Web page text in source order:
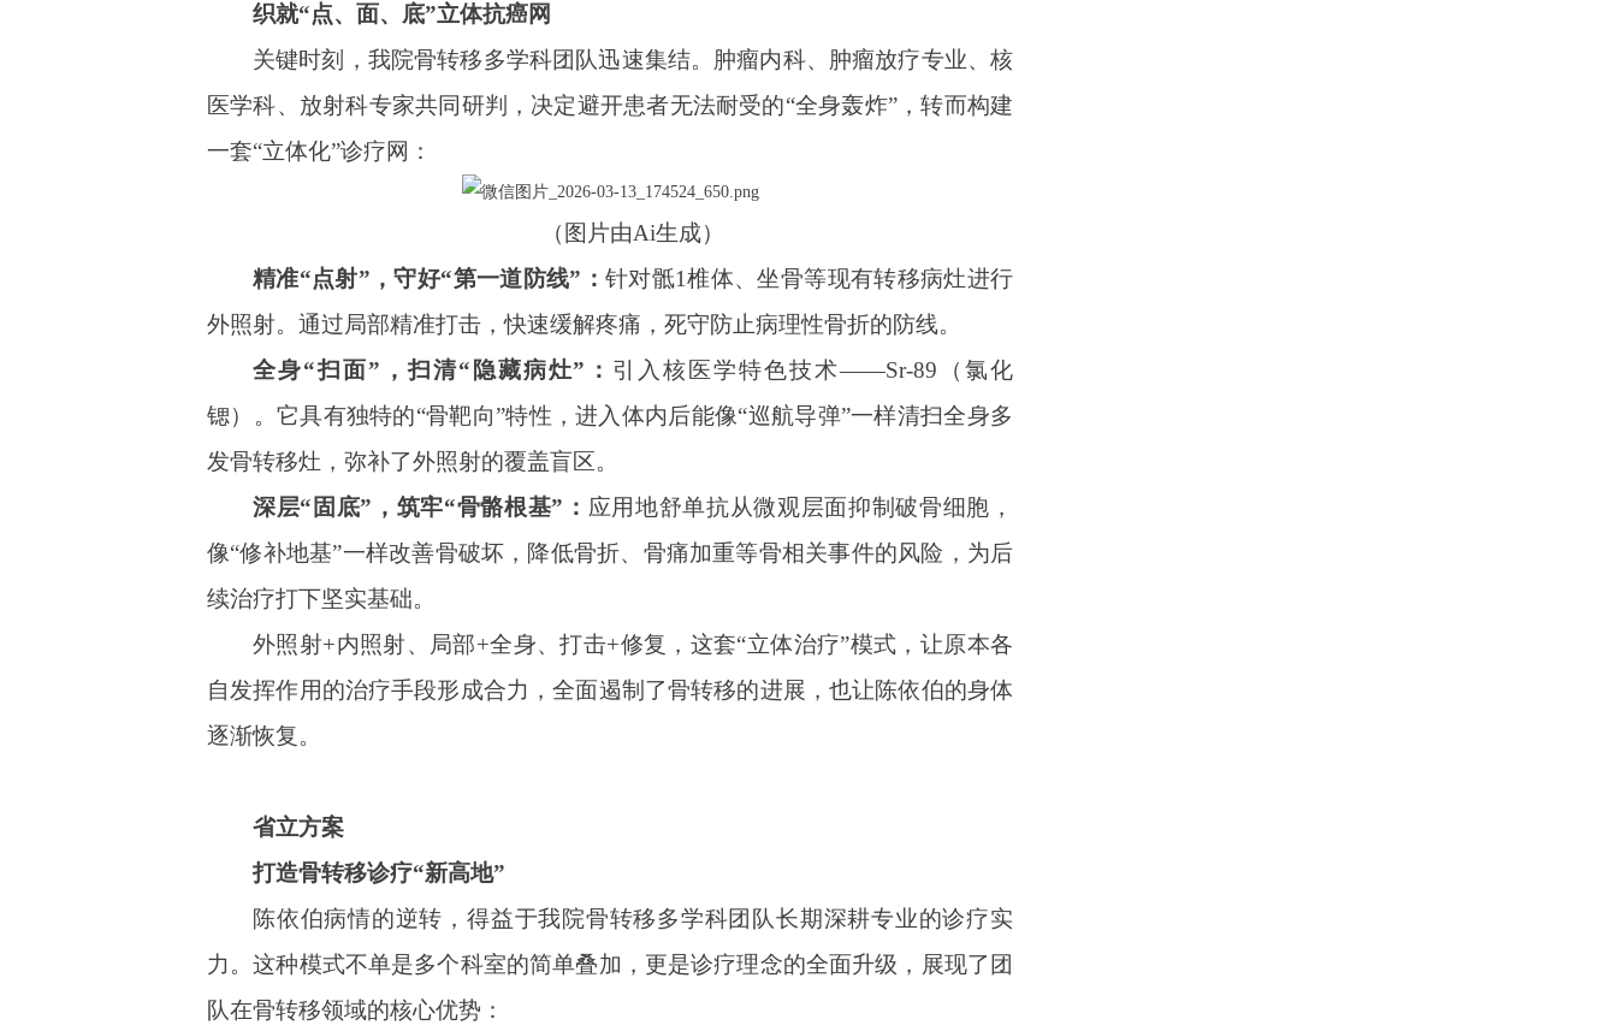
织就“点、面、底”立体抗癌网
关键时刻，我院骨转移多学科团队迅速集结。肿瘤内科、肿瘤放疗专业、核
医学科、放射科专家共同研判，决定避开患者无法耐受的“全身轰炸”，转而构建
一套“立体化”诊疗网：
（图片由Ai生成）
精准“点射”，守好“第一道防线”： 针对骶1椎体、坐骨等现有转移病灶进行
外照射。通过局部精准打击，快速缓解疼痛，死守防止病理性骨折的防线。
全身“扫面”，扫清“隐藏病灶”： 引入核医学特色技术——Sr-89（氯化
锶）。它具有独特的“骨靶向”特性，进入体内后能像“巡航导弹”一样清扫全身多
发骨转移灶，弥补了外照射的覆盖盲区。
深层“固底”，筑牢“骨骼根基” ： 应用地舒单抗从微观层面抑制破骨细胞，
像“修补地基”一样改善骨破坏，降低骨折、骨痛加重等骨相关事件的风险，为后
续治疗打下坚实基础。
外照射+内照射、局部+全身、打击+修复，这套“立体治疗”模式，让原本各
自发挥作用的治疗手段形成合力，全面遏制了骨转移的进展，也让陈依伯的身体
逐渐恢复。
省立方案
打造骨转移诊疗“新高地”
陈依伯病情的逆转，得益于我院骨转移多学科团队长期深耕专业的诊疗实
力。这种模式不单是多个科室的简单叠加，更是诊疗理念的全面升级，展现了团
队在骨转移领域的核心优势：